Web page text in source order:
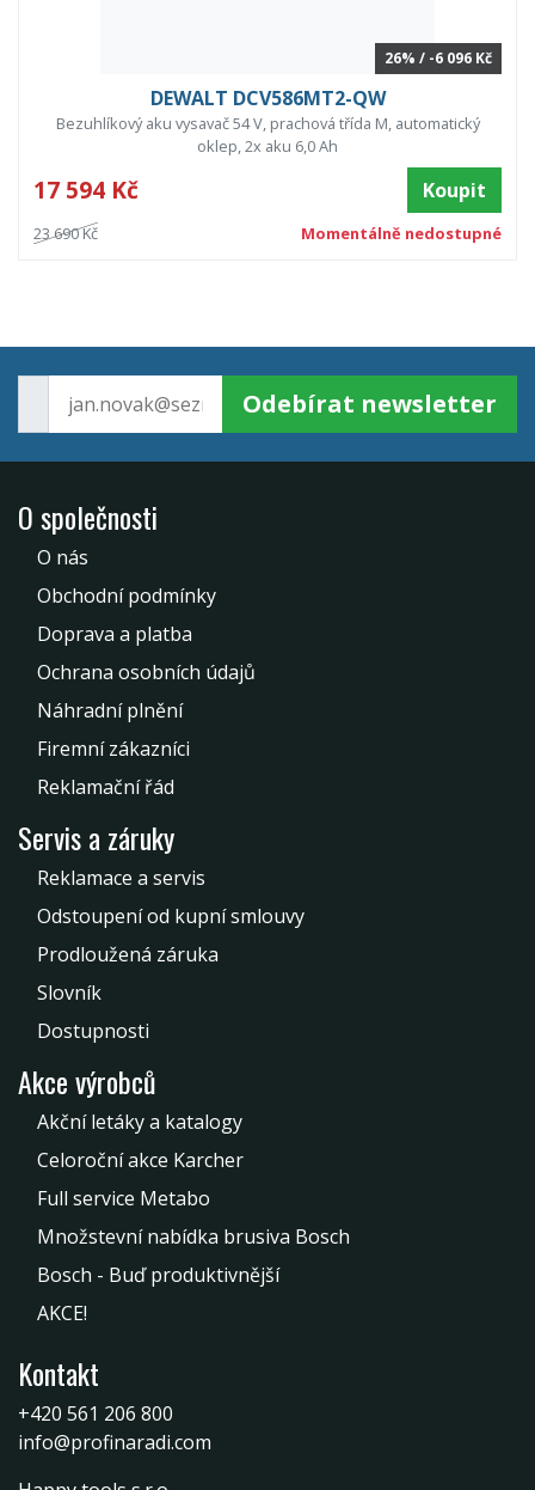
26% / -6 096 Kč
DEWALT DCV586MT2-QW
Bezuhlíkový aku vysavač 54 V, prachová třída M, automatický
oklep, 2x aku 6,0 Ah
17 594 Kč Koupit
23 690 Kč Momentálně nedostupné
Odebírat newsletter
O společnosti
O nás
Obchodní podmínky
Doprava a platba
Ochrana osobních údajů
Náhradní plnění
Firemní zákazníci
Reklamační řád
Servis a záruky
Reklamace a servis
Odstoupení od kupní smlouvy
Prodloužená záruka
Slovník
Dostupnosti
Akce výrobců
Akční letáky a katalogy
Celoroční akce Karcher
Full service Metabo
Množstevní nabídka brusiva Bosch
Bosch - Buď produktivnější
AKCE!
Kontakt
+420 561 206 800
info@profinaradi.com